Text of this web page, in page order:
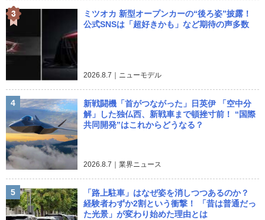
ミツオカ 新型オープンカーの“後ろ姿”披露！
公式SNSは「超好きかも」など期待の声多数
2026.8.7｜ニューモデル
4
新戦闘機「首がつながった」日英伊 「空中分
解」した独仏西、新戦車まで頓挫寸前！ “国際
共同開発”はこれからどうなる？
2026.8.7｜業界ニュース
5
「路上駐車」はなぜ姿を消しつつあるのか？
経験者わずか2割という衝撃！ 「昔は普通だっ
た光景」が変わり始めた理由とは